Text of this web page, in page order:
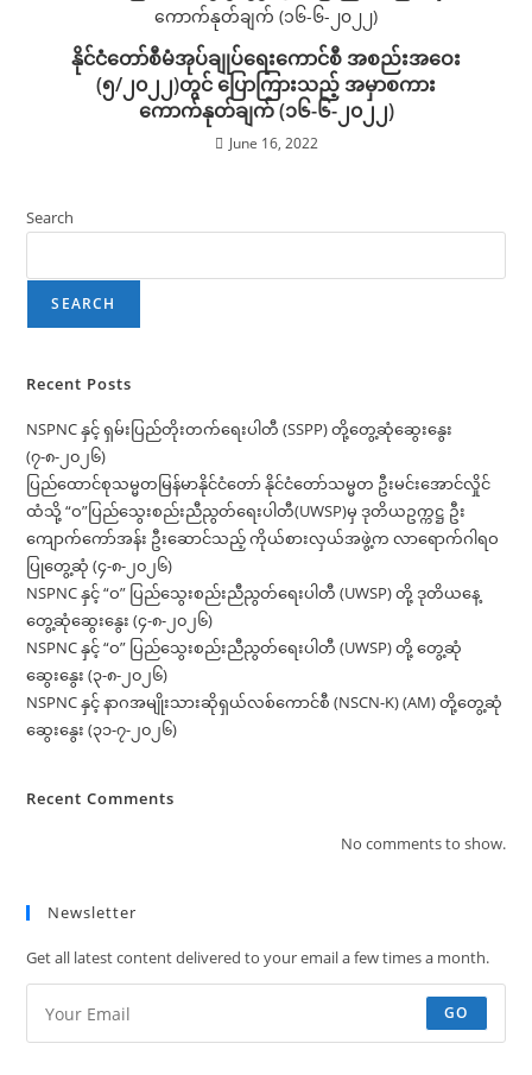
နိုင်ငံတော်စီမံအုပ်ချုပ်ရေးကောင်စီ အစည်းအဝေး
(၅/၂၀၂၂)တွင် ပြောကြားသည့် အမှာစကား
ကောက်နုတ်ချက် (၁၆-၆-၂၀၂၂)
June 16, 2022
Search
SEARCH
Recent Posts
NSPNC နှင့် ရှမ်းပြည်တိုးတက်ရေးပါတီ (SSPP) တို့တွေ့ဆုံဆွေးနွေး
(၇-၈-၂၀၂၆)
ပြည်ထောင်စုသမ္မတမြန်မာနိုင်ငံတော် နိုင်ငံတော်သမ္မတ ဦးမင်းအောင်လှိုင်
ထံသို့ “ဝ”ပြည်သွေးစည်းညီညွတ်ရေးပါတီ(UWSP)မှ ဒုတိယဥက္ကဋ္ဌ ဦး
ကျောက်ကော်အန်း ဦးဆောင်သည့် ကိုယ်စားလှယ်အဖွဲ့က လာရောက်ဂါရဝ
ပြုတွေ့ဆုံ (၄-၈-၂၀၂၆)
NSPNC နှင့် “ဝ” ပြည်သွေးစည်းညီညွတ်ရေးပါတီ (UWSP) တို့ ဒုတိယနေ့
တွေ့ဆုံဆွေးနွေး (၄-၈-၂၀၂၆)
NSPNC နှင့် “ဝ” ပြည်သွေးစည်းညီညွတ်ရေးပါတီ (UWSP) တို့ တွေ့ဆုံ
ဆွေးနွေး (၃-၈-၂၀၂၆)
NSPNC နှင့် နာဂအမျိုးသားဆိုရှယ်လစ်ကောင်စီ (NSCN-K) (AM) တို့တွေ့ဆုံ
ဆွေးနွေး (၃၁-၇-၂၀၂၆)
Recent Comments
No comments to show.
Newsletter
Get all latest content delivered to your email a few times a month.
GO